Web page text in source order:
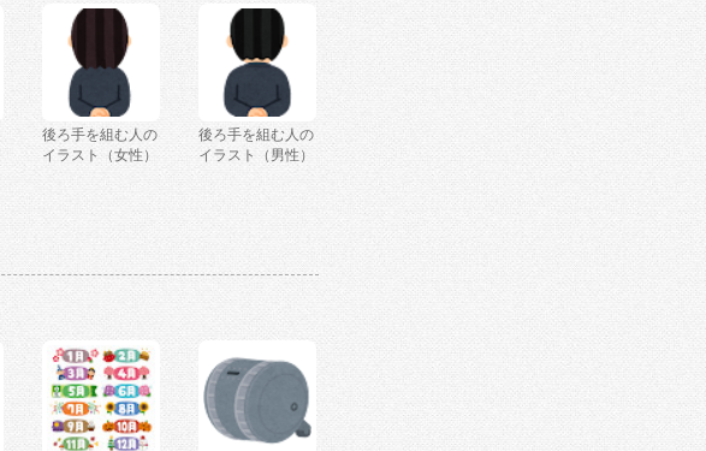
後ろ手を組む人の
イラスト（女性）
後ろ手を組む人の
イラスト（男性）